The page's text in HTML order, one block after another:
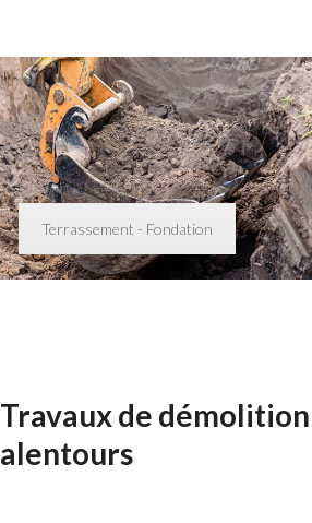
Terrassement - Fondation
Travaux de
alentours